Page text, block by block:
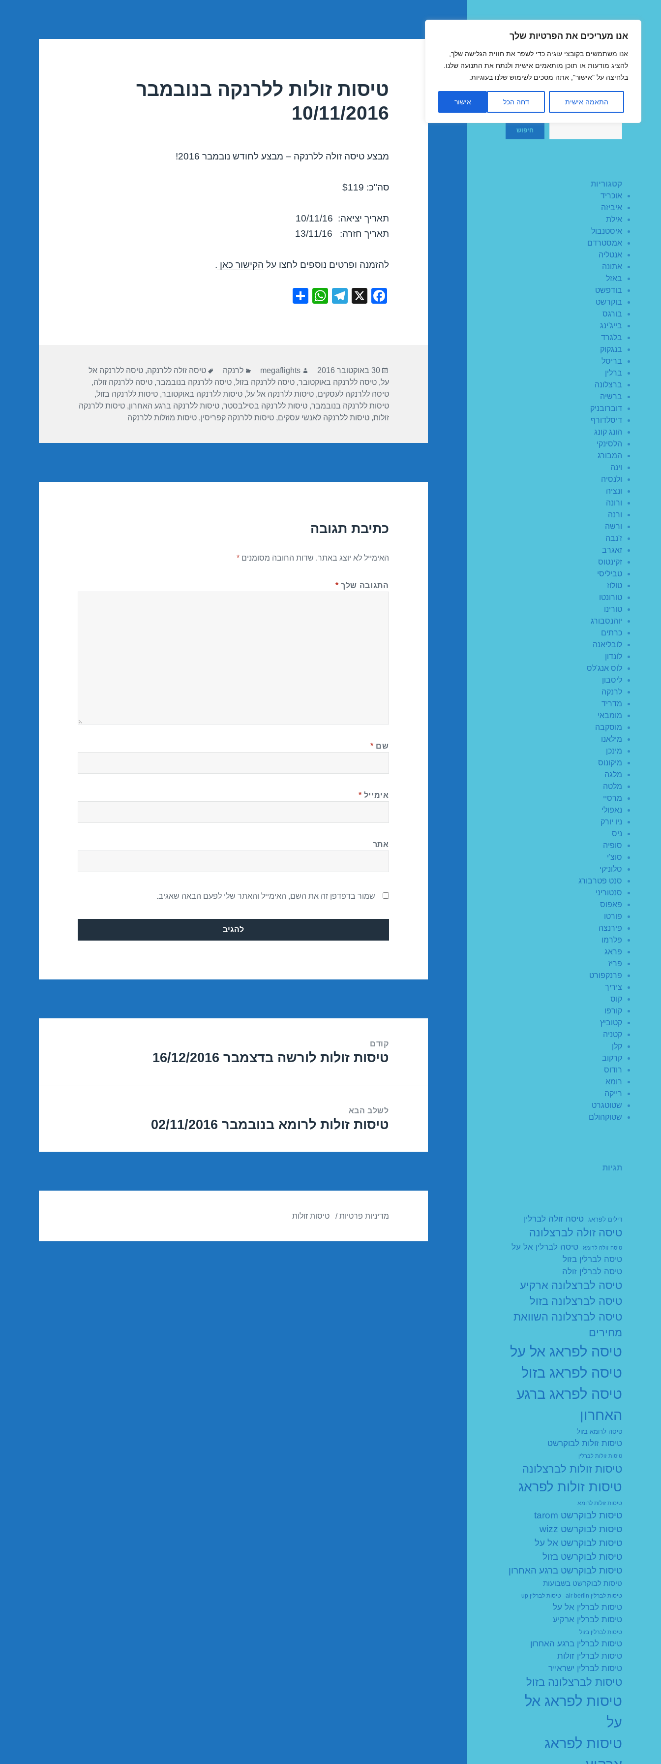
אנו מעריכים את הפרטיות שלך
אנו משתמשים בקובצי עוגיה כדי לשפר את חווית הגלישה שלך,
להציג מודעות או תוכן מותאמים אישית ולנתח את התנועה שלנו.
בלחיצה על "אישור", אתה מסכים לשימוש שלנו בעוגיות.
התאמה אישית דחה הכל אישור
MegaFlights טיסות מוזלות
חיפוש
חיפוש
קטגוריות
אוכריד
איביזה
אילת
איסטנבול
אמסטרדם
אנטליה
אתונה
באזל
בודפשט
בוקרשט
בורגס
בייג'ינג
בלגרד
בנגקוק
בריסל
ברלין
ברצלונה
ברשיה
דוברובניק
דיסלדורף
הונג קונג
הלסינקי
המבורג
וינה
ולנסיה
ונציה
ורונה
ורנה
ורשה
ז'נבה
זאגרב
זקינטוס
טביליסי
טולוז
טורונטו
טורינו
יוהנסבורג
כרתים
לובליאנה
לונדון
לוס אנג'לס
ליסבון
לרנקה
מדריד
מומבאי
מוסקבה
מילאנו
מינכן
מיקונוס
מלגה
מלטה
מרסיי
נאפולי
ניו יורק
ניס
סופיה
סוצ'י
סלוניקי
סנט פטרבורג
סנטוריני
פאפוס
פורטו
פירנצה
פלרמו
פראג
פריז
פרנקפורט
ציריך
קוס
קורפו
קטוביץ
קטניה
קלן
קרקוב
רודוס
רומא
רייקה
שטוטגרט
שטוקהולם
תגיות
דילים לפראג טיסה זולה לברלין
טיסה זולה לברצלונה
טיסה זולה לרומא
טיסה לברלין אל על
טיסה לברלין בזול
טיסה לברלין זולה
טיסה לברצלונה ארקיע
טיסה לברצלונה בזול
טיסה לברצלונה השוואת
מחירים
טיסה לפראג אל על
טיסה לפראג בזול
טיסה לפראג ברגע
האחרון
טיסה לרומא בזול
טיסות זולות לבוקרשט
טיסות זולות לברלין
טיסות זולות לברצלונה
טיסות זולות לפראג
טיסות זולות לרומא
טיסות לבוקרשט tarom
טיסות לבוקרשט wizz
טיסות לבוקרשט אל על
טיסות לבוקרשט בזול
טיסות לבוקרשט ברגע האחרון
טיסות לבוקרשט בשבועות
טיסות לברלין air berlin טיסות לברלין up
טיסות לברלין אל על
טיסות לברלין ארקיע
טיסות לברלין בזול
טיסות לברלין ברגע האחרון
טיסות לברלין זולות
טיסות לברלין ישראייר
טיסות לברצלונה בזול
טיסות לפראג אל
על
טיסות לפראג
טיסות זולות ללרנקה בנובמבר
10/11/2016
מבצע טיסה זולה ללרנקה – מבצע לחודש נובמבר 2016!
סה"כ: $119
תאריך יציאה: 10/11/16
תאריך חזרה: 13/11/16
להזמנה ופרטים נוספים לחצו על הקישור כאן .
F
o
o
k
X
T
m
W
p
p
פורסם
בתאריך
30 באוקטובר 2016 מחבר
megaflights קטגוריות
לרנקה תגיות
טיסה זולה ללרנקה,טיסה ללרנקה אל
על,טיסה ללרנקה באוקטובר,טיסה ללרנקה בזול,טיסה ללרנקה בנובמבר,טיסה ללרנקה זולה,
טיסה ללרנקה לעסקים,טיסות ללרנקה אל על,טיסות ללרנקה באוקטובר,טיסות ללרנקה בזול,
טיסות ללרנקה בנובמבר,טיסות ללרנקה בסילבסטר,טיסות ללרנקה ברגע האחרון,טיסות ללרנקה
זולות,טיסות ללרנקה לאנשי עסקים,טיסות ללרנקה קפריסין,טיסות מוזלות ללרנקה
כתיבת תגובה
האימייל לא יוצג באתר. שדות החובה מסומנים*
התגובה שלך *
שם *
אימייל *
אתר
שמור בדפדפן זה את השם, האימייל והאתר שלי לפעם הבאה שאגיב.
קודם
הפוסט
טיסות זולות לורשה בדצמבר 16/12/2016
לשלב הבא
הפוסט
טיסות זולות לרומא בנובמבר 02/11/2016
מדיניות פרטיות טיסות זולות